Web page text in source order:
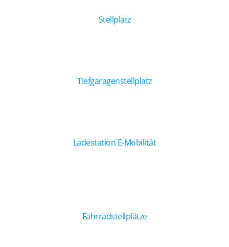
Stellplatz
Tiefgaragenstellplatz
Ladestation E-Mobilität
Fahrradstellplätze